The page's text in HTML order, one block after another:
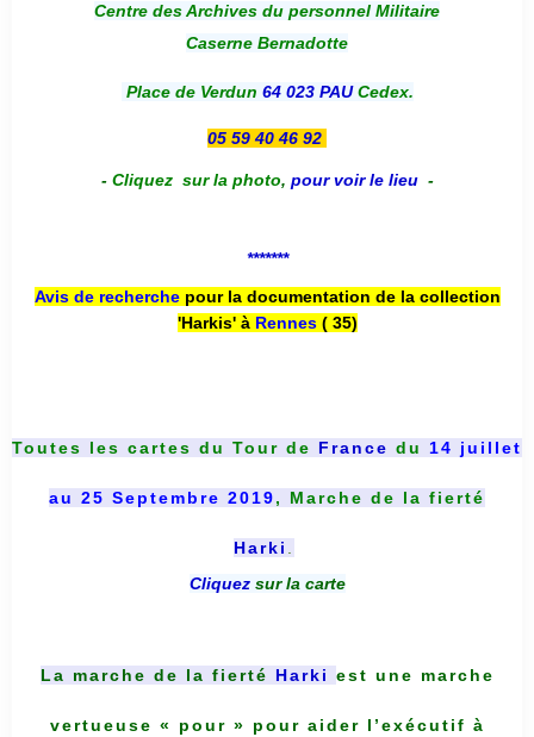
Centre des Archives du personnel Militaire
Caserne Bernadotte
Place de Verdun 64 023 PAUCedex.
05 59 40 46 92
- Cliquez sur la photo, pour voir le lieu -
*******
Avis de recherche pour la documentation de la collection
'Harkis' à Rennes( 35)
Toutes les cartes du Tour de France du 14 juillet
au 25 Septembre 2019, Marche de la fierté
Harki
Cliquez sur la carte
La marche de la fierté Harki est une marche
vertueuse « pour » pour aider l’exécutif à